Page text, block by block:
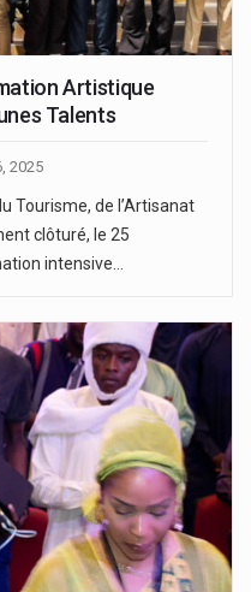
Artistique
Talents
2025
Tourisme, de l’Artisanat
clôturé, le 25
intensive…